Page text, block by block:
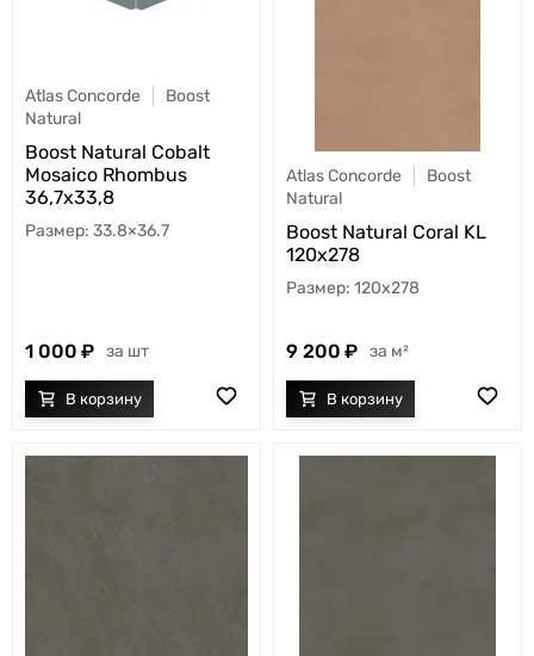
Atlas Concorde
Boost
Natural
Boost Natural Cobalt
Mosaico Rhombus
36,7x33,8
33.8×36.7
1 000 шт
Atlas Concorde
Boost
Natural
Boost Natural Coral KL
120x278
120x278
9 200 м²